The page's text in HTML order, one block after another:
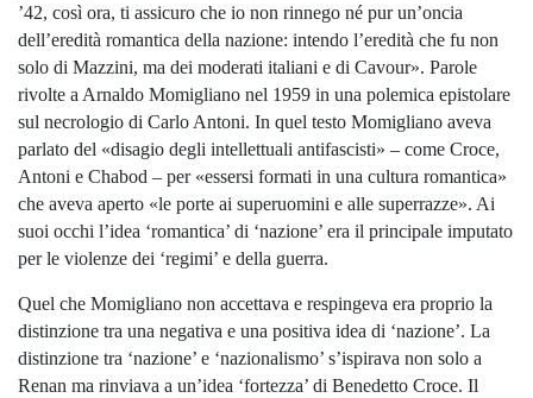
’42, così ora, ti assicuro che io non rinnego né pur un’oncia
dell’eredità romantica della nazione: intendo l’eredità che fu non
solo di Mazzini, ma dei moderati italiani e di Cavour». Parole
rivolte a Arnaldo Momigliano nel 1959 in una polemica epistolare
sul necrologio di Carlo Antoni. In quel testo Momigliano aveva
parlato del «disagio degli intellettuali antifascisti» – come Croce,
Antoni e Chabod – per «essersi formati in una cultura romantica»
che aveva aperto «le porte ai superuomini e alle superrazze». Ai
suoi occhi l’idea ‘romantica’ di ‘nazione’ era il principale imputato
per le violenze dei ‘regimi’ e della guerra.
Quel che Momigliano non accettava e respingeva era proprio la
distinzione tra una negativa e una positiva idea di ‘nazione’. La
distinzione tra ‘nazione’ e ‘nazionalismo’ s’ispirava non solo a
Renan ma rinviava a un’idea ‘fortezza’ di Benedetto Croce. Il